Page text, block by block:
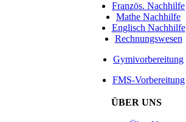
Französ. Nachhilfe
Mathe Nachhilfe
Englisch Nachhilfe
Rechnungswesen
Gymivorbereitung
FMS-Vorbereitung
ÜBER UNS